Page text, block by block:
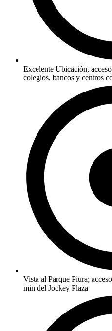
Excelente Ubicación,
colegios, bancos y centros
Vista al Parque Piura;
min del Jockey Plaza